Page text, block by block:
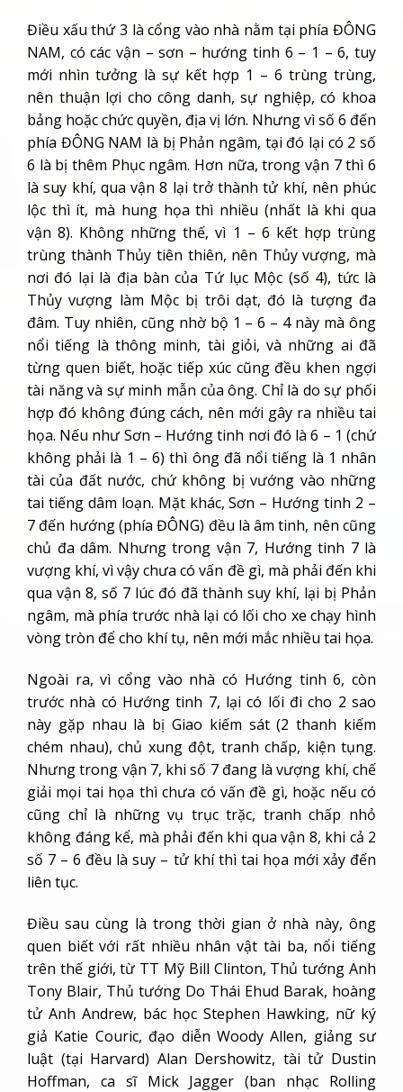
Điều xấu thứ 3 là cổng vào nhà nằm tại phía ĐÔNG
NAM, có các vận – sơn – hướng tinh 6 – 1 – 6, tuy
mới nhìn tưởng là sự kết hợp 1 – 6 trùng trùng,
nên thuận lợi cho công danh, sự nghiệp, có khoa
bảng hoặc chức quyền, địa vị lớn. Nhưng vì số 6 đến
phía ĐÔNG NAM là bị Phản ngâm, tại đó lại có 2 số
6 là bị thêm Phục ngâm. Hơn nữa, trong vận 7 thì 6
là suy khí, qua vận 8 lại trở thành tử khí, nên phúc
lộc thì ít, mà hung họa thì nhiều (nhất là khi qua
vận 8). Không những thế, vì 1 – 6 kết hợp trùng
trùng thành Thủy tiên thiên, nên Thủy vượng, mà
nơi đó lại là địa bàn của Tứ lục Mộc (số 4), tức là
Thủy vượng làm Mộc bị trôi dạt, đó là tượng đa
đâm. Tuy nhiên, cũng nhờ bộ 1 – 6 – 4 này mà ông
nổi tiếng là thông minh, tài giỏi, và những ai đã
từng quen biết, hoặc tiếp xúc cũng đều khen ngợi
tài năng và sự minh mẫn của ông. Chỉ là do sự phối
hợp đó không đúng cách, nên mới gây ra nhiều tai
họa. Nếu như Sơn – Hướng tinh nơi đó là 6 – 1 (chứ
không phải là 1 – 6) thì ông đã nổi tiếng là 1 nhân
tài của đất nước, chứ không bị vướng vào những
tai tiếng dâm loạn. Mặt khác, Sơn – Hướng tinh 2 –
7 đến hướng (phía ĐÔNG) đều là âm tinh, nên cũng
chủ đa dâm. Nhưng trong vận 7, Hướng tinh 7 là
vượng khí, vì vậy chưa có vấn đề gì, mà phải đến khi
qua vận 8, số 7 lúc đó đã thành suy khí, lại bị Phản
ngâm, mà phía trước nhà lại có lối cho xe chạy hình
vòng tròn để cho khí tụ, nên mới mắc nhiều tai họa.
Ngoài ra, vì cổng vào nhà có Hướng tinh 6, còn
trước nhà có Hướng tinh 7, lại có lối đi cho 2 sao
này gặp nhau là bị Giao kiếm sát (2 thanh kiếm
chém nhau), chủ xung đột, tranh chấp, kiện tụng.
Nhưng trong vận 7, khi số 7 đang là vượng khí, chế
giải mọi tai họa thì chưa có vấn đề gì, hoặc nếu có
cũng chỉ là những vụ trục trặc, tranh chấp nhỏ
không đáng kể, mà phải đến khi qua vận 8, khi cả 2
số 7 – 6 đều là suy – tử khí thì tai họa mới xảy đến
liên tục.
Điều sau cùng là trong thời gian ở nhà này, ông
quen biết với rất nhiều nhân vật tài ba, nổi tiếng
trên thế giới, từ TT Mỹ Bill Clinton, Thủ tướng Anh
Tony Blair, Thủ tướng Do Thái Ehud Barak, hoàng
tử Anh Andrew, bác học Stephen Hawking, nữ ký
giả Katie Couric, đạo diễn Woody Allen, giảng sư
luật (tại Harvard) Alan Dershowitz, tài tử Dustin
Hoffman, ca sĩ Mick Jagger (ban nhạc Rolling